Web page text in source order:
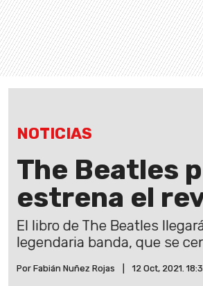
NOTICIAS
The Beatles
estrena el
El libro de The Beatles
legendaria banda, que se
Por Fabián Nuñez Rojas 12 Oct, 2021.